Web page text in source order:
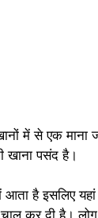
में से एक माना
खाना पसंद है।
है इसलिए
कर दी है।